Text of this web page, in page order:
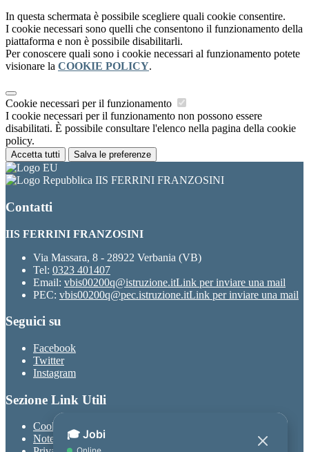
In questa schermata è possibile scegliere quali cookie consentire.
I cookie necessari sono quelli che consentono il funzionamento della
piattaforma e non è possibile disabilitarli.
Per conoscere quali sono i cookie necessari al funzionamento potete
visionare la COOKIE POLICY.
Cookie necessari per il funzionamento
I cookie necessari per il funzionamento non possono essere
disabilitati. È possibile consultare l'elenco nella pagina della cookie
policy.
Accetta tutti Salva le preferenze
IIS FERRINI FRANZOSINI
Contatti
IIS FERRINI FRANZOSINI
Via Massara, 8 - 28922 Verbania (VB)
Tel: 0323 401407
Email: vbis00200q@istruzione.itLink per inviare una mail
PEC: vbis00200q@pec.istruzione.itLink per inviare una mail
Seguici su
Facebook
Twitter
Instagram
Sezione Link Utili
Cookie policy
Note legali